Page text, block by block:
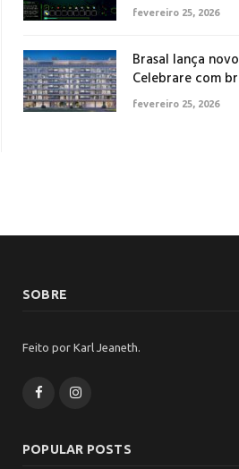
fevereiro 25, 2026
Brasal lança
Celebrare com
fevereiro 25, 2026
SOBRE
Feito por Karl Jeaneth.
FacebookInstagram
POPULAR POSTS